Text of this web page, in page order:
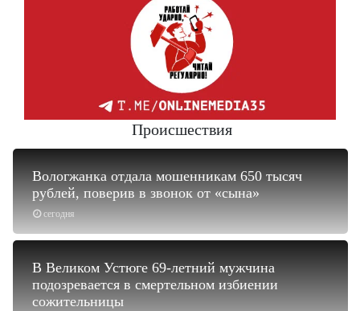
Происшествия
сегодня
Вологжанка отдала мошенникам 650 тысяч
рублей, поверив в звонок от «сына»
В Великом Устюге 69-летний мужчина
подозревается в смертельном избиении
сожительницы